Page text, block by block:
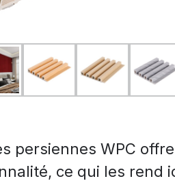
persiennes WPC
ce qui les rend